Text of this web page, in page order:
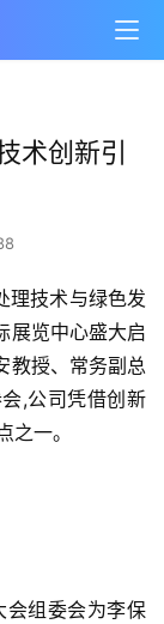
术创新引
理技术与绿色发
展览中心盛大启
教授、常务副总
,公司凭借创新
一。
会组委会为李保